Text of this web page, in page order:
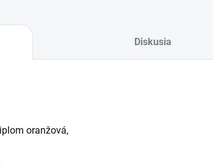
Diskusia
oranžová,